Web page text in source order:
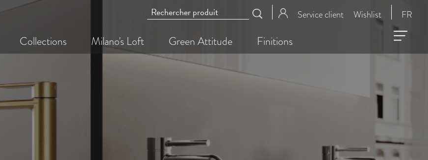
Service client Wishlist FR
Collections Milano's Loft Green Attitude Finitions